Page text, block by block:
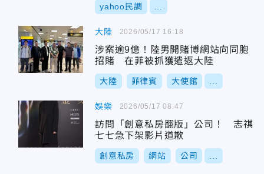
yahoo民調
大陸
涉案逾9億！陸男開賭博網站向同胞
招賭 在菲被抓獲遣返大陸
大陸 菲律賓 大使館
2026/05/17 16:18
娛樂
訪問「創意私房翻版」公司！ 志祺
七七急下架影片道歉
創意私房 網站 公司
2026/05/17 08:47